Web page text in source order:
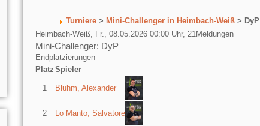
Turniere> Mini-Challenger in Heimbach-Weiß> DyP
Heimbach-Weiß, Fr., 08.05.2026 00:00 Uhr, 21Meldungen
Mini-Challenger: DyP
Endplatzierungen
Platz Spieler
1 Bluhm, Alexander
2 Lo Manto, Salvatore